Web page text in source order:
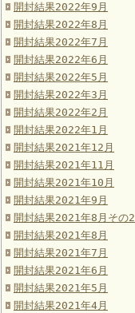
開封結果2022年9月
開封結果2022年8月
開封結果2022年7月
開封結果2022年6月
開封結果2022年5月
開封結果2022年3月
開封結果2022年2月
開封結果2022年1月
開封結果2021年12月
開封結果2021年11月
開封結果2021年10月
開封結果2021年9月
開封結果2021年8月その2
開封結果2021年8月
開封結果2021年7月
開封結果2021年6月
開封結果2021年5月
開封結果2021年4月